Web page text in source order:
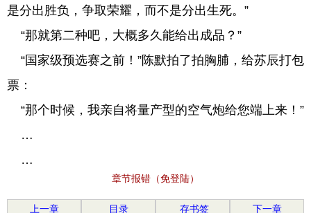
是分出胜负，争取荣耀，而不是分出生死。”
“那就第二种吧，大概多久能给出成品？”
“国家级预选赛之前！”陈默拍了拍胸脯，给苏辰打包
票：
“那个时候，我亲自将量产型的空气炮给您端上来！”
…
…
章节报错（免登陆）
上一章 目录 存书签 下一章